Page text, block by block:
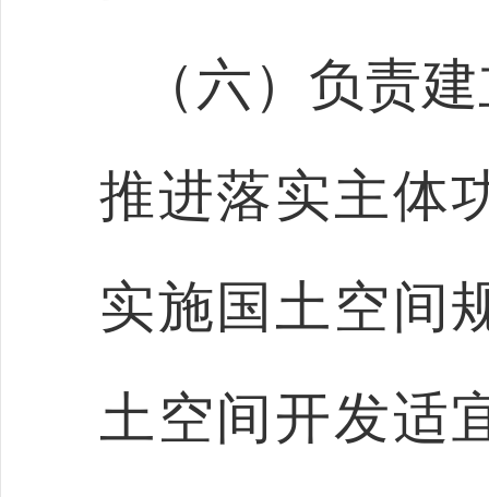
（六）负责
推进落实主体
实施国土空间
土空间开发适